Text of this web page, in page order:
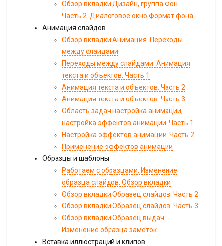
Обзор вкладки Дизайн, группа Фон.
Часть 2. Диалоговое окно Формат фона
Анимация слайдов
Обзор вкладки Анимация. Переходы
между слайдами
Переходы между слайдами. Анимация
текста и объектов. Часть 1
Анимация текста и объектов. Часть 2
Анимация текста и объектов. Часть 3
Область задач настройка анимации,
настройка эффектов анимации. Часть 1
Настройка эффектов анимации. Часть 2
Применение эффектов анимации
Образцы и шаблоны
Работаем с образцами. Изменение
образца слайдов. Обзор вкладки
Обзор вкладки Образец слайдов. Часть 2
Обзор вкладки Образец слайдов. Часть 3
Обзор вкладки Образец выдач.
Изменение образца заметок
Вставка иллюстраций и клипов